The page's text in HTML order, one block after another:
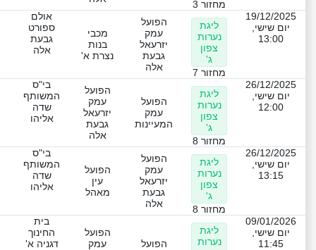
מחזור 3
19/12/2025
יום שישי,
13:00
ליגת
נערות
צפון
ג'
מחזור 7
הפועל
עמק
יזרעאל
גבעת
אלה
מכבי
בנות
נצרת א'
אולם
ספורט
גבעת
אלה
26/12/2025
יום שישי,
12:00
ליגת
נערות
צפון
ג'
מחזור 8
הפועל
עמק
המעיינות
הפועל
עמק
יזרעאל
גבעת
אלה
בי"ס
המשותף
שדה
אליהו
26/12/2025
יום שישי,
13:15
ליגת
נערות
צפון
ג'
מחזור 8
הפועל
עמק
יזרעאל
גבעת
אלה
הפועל
עין
מאהל
בי"ס
המשותף
שדה
אליהו
09/01/2026
יום שישי,
11:45
ליגת
נערות
הפועל
הפועל
עמק
בית
החינוך
דגניה א'